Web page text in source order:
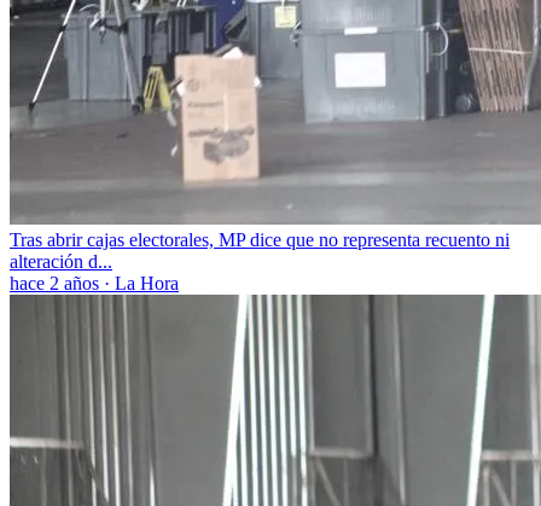
Tras abrir cajas electorales, MP dice que no representa recuento ni
alteración d...
hace 2 años · La Hora